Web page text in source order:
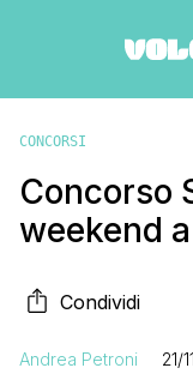
CONCORSI
Concorso
weekend
Condividi
Andrea Petroni 21/